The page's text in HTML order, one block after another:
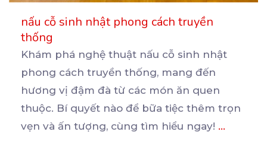
nấu cỗ sinh nhật phong cách truyền
thống
Khám phá nghệ thuật nấu cỗ sinh nhật
phong cách truyền thống, mang đến
hương vị đậm đà từ các món ăn quen
thuộc. Bí quyết nào để bữa tiệc thêm trọn
vẹn và ấn tượng, cùng tìm hiểu ngay! ...